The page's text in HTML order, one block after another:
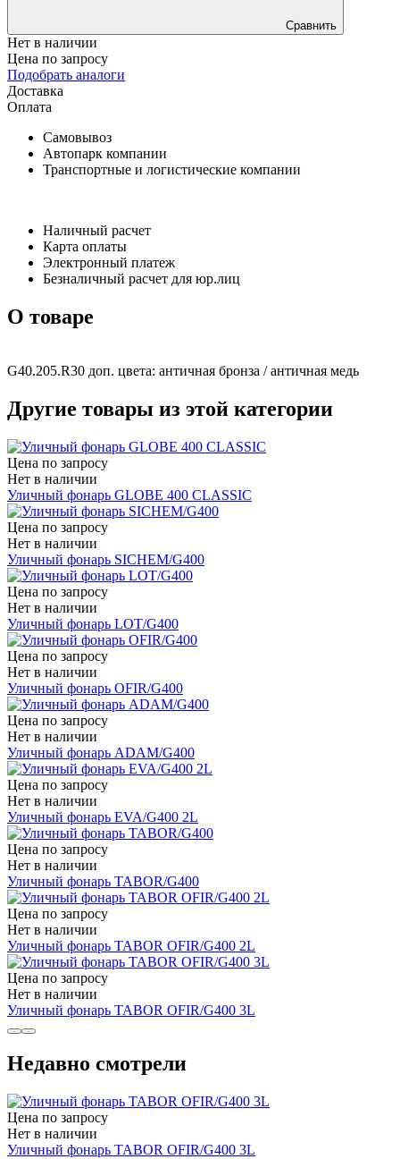
Сравнить
Нет в наличии
Цена по запросу
Подобрать аналоги
Доставка
Оплата
Самовывоз
Автопарк компании
Транспортные и логистические компании
Наличный расчет
Карта оплаты
Электронный платеж
Безналичный расчет для юр.лиц
О товаре
G40.205.R30 доп. цвета: античная бронза / античная медь
Другие товары из этой категории
Цена по запросу
Нет в наличии
Уличный фонарь GLOBE 400 CLASSIC
Цена по запросу
Нет в наличии
Уличный фонарь SICHEM/G400
Цена по запросу
Нет в наличии
Уличный фонарь LOT/G400
Цена по запросу
Нет в наличии
Уличный фонарь OFIR/G400
Цена по запросу
Нет в наличии
Уличный фонарь ADAM/G400
Цена по запросу
Нет в наличии
Уличный фонарь EVA/G400 2L
Цена по запросу
Нет в наличии
Уличный фонарь TABOR/G400
Цена по запросу
Нет в наличии
Уличный фонарь TABOR OFIR/G400 2L
Цена по запросу
Нет в наличии
Уличный фонарь TABOR OFIR/G400 3L
Недавно смотрели
Цена по запросу
Нет в наличии
Уличный фонарь TABOR OFIR/G400 3L